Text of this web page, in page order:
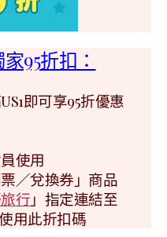
95折扣：
即可享95折優惠
使用
／兌換券」商品
行 」指定連結至
用此折扣碼